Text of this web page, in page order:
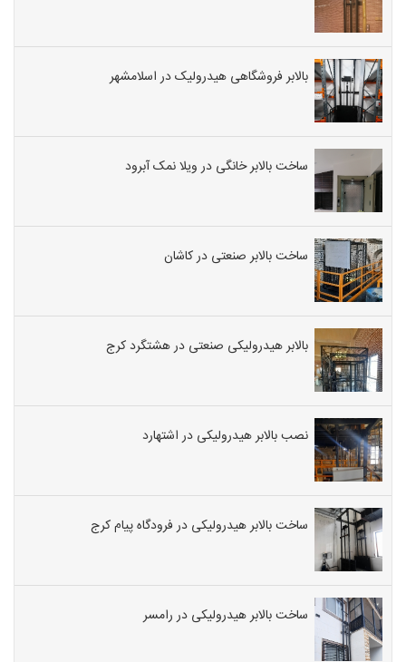
بالابر فروشگاهی هیدرولیک در اسلامشهر
ساخت بالابر خانگی در ویلا نمک آبرود
ساخت بالابر صنعتی در کاشان
بالابر هیدرولیکی صنعتی در هشتگرد کرج
نصب بالابر هیدرولیکی در اشتهارد
ساخت بالابر هیدرولیکی در فرودگاه پیام کرج
ساخت بالابر هیدرولیکی در رامسر